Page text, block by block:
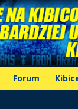
Forum